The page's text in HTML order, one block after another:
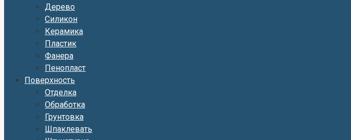
Дерево
Силикон
Керамика
Пластик
Фанера
Пенопласт
Поверхность
Отделка
Обработка
Грунтовка
Шпаклевать